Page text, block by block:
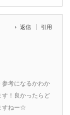
返信 引用
考になるかわか
す！良かったらど
すねー☆